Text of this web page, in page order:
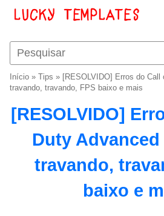
Início » Tips » [RESOLVIDO] Erros do
travando, travando, FPS baixo e mais
[RESOLVIDO]
Duty Advanced
travando,
baixo e